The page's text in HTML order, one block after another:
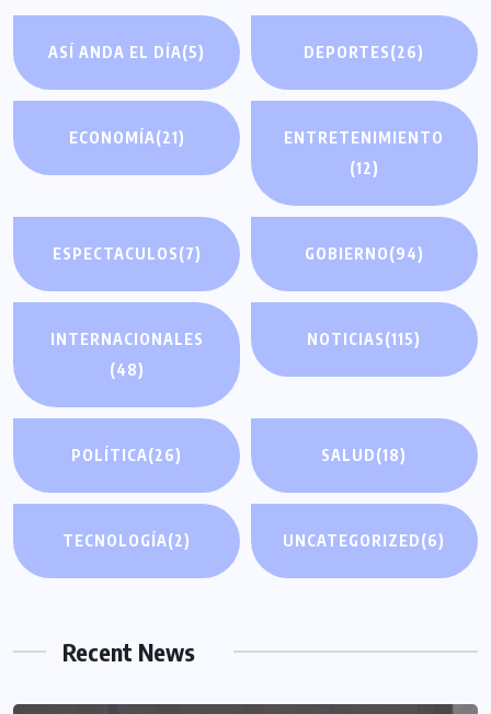
ASÍ ANDA EL DÍA(5) DEPORTES(26)
ECONOMÍA(21)
ENTRETENIMIENTO
(12)
ESPECTACULOS(7) GOBIERNO(94)
INTERNACIONALES
(48)
NOTICIAS(115)
POLÍTICA(26) SALUD(18)
TECNOLOGÍA(2) UNCATEGORIZED(6)
Recent News